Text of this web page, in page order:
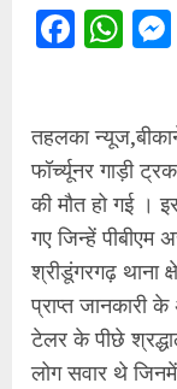
तहलका
फॉर्च्यूनर गाड़ी
की मौत हो गई ।
गए जिन्हें पीबीएम
श्रीडूंगरगढ़ थाना
प्राप्त जानकारी
टेलर के पीछे
लोग सवार थे